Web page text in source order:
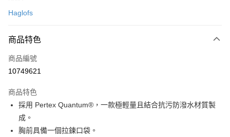
信用卡一次付款
Apple Pay
悠遊付
7-11取貨(快速到店)
每筆NT$100，滿NT$1,500(含以上)免運費
宅配-本島
Haglofs
商品特色
商品編號
10749621
商品特色
採用 Pertex Quantum®，一款極輕量且結合抗污防潑水材質製
成。
胸前具備一個拉鍊口袋。